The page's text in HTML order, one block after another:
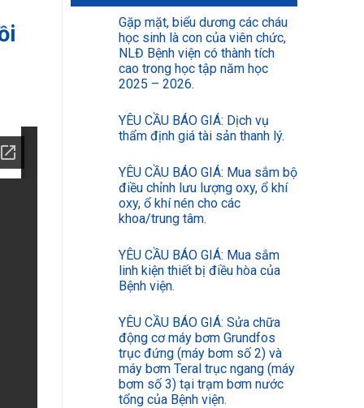
Gặp mặt, biểu dương các cháu
học sinh là con của viên chức,
NLĐ Bệnh viện có thành tích
cao trong học tập năm học
2025 – 2026.
YÊU CẦU BÁO GIÁ: Dịch vụ
thẩm định giá tài sản thanh lý.
YÊU CẦU BÁO GIÁ: Mua sắm bộ
điều chỉnh lưu lượng oxy, ổ khí
oxy, ổ khí nén cho các
khoa/trung tâm.
YÊU CẦU BÁO GIÁ: Mua sắm
linh kiện thiết bị điều hòa của
Bệnh viện.
YÊU CẦU BÁO GIÁ: Sửa chữa
động cơ máy bơm Grundfos
trục đứng (máy bơm số 2) và
máy bơm Teral trục ngang (máy
bơm số 3) tại trạm bơm nước
tổng của Bệnh viện.